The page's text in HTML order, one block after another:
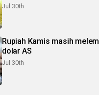
Jul 30th
Rupiah Kamis masih
dolar AS
Jul 30th